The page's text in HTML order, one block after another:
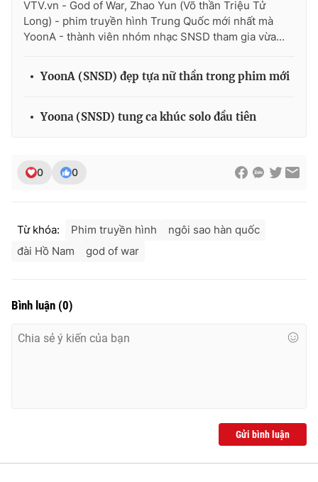
Cơ quan chủ quản:
cấp ngày 29/12/2023
Tổng Biên tập:
Vũ Thanh Thủy
Tổng đài VTV:
Email: toasoan@vtv.vn
VTV.vn - God of War, Zhao Yun (Võ thần Triệu Tử
Long) - phim truyền hình Trung Quốc mới nhất mà
YoonA - thành viên nhóm nhạc SNSD tham gia vừa...
YoonA (SNSD) đẹp tựa nữ thần trong phim mới
Yoona (SNSD) tung ca khúc solo đầu tiên
0 0
Từ khóa: Phim truyền hình
ngôi sao hàn quốc
đài Hồ Nam
god of war
Bình luận (0)
Gửi bình luận